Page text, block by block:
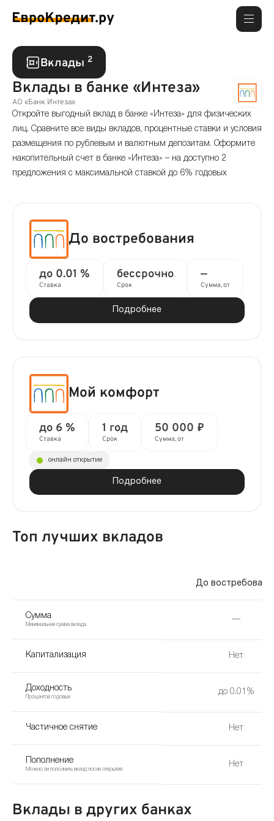
Вклады 2
Вклады в банке «Интеза»
АО «Банк Интеза»
Откройте выгодный вклад в банке «Интеза» для физических
лиц. Сравните все виды вкладов, процентные ставки и условия
размещения по рублевым и валютным депозитам. Оформите
накопительный счет в банке «Интеза» – на доступно 2
предложения с максимальной ставкой до 6% годовых
До востребования
до 0.01 %
Ставка
бессрочно
Срок
—
Сумма, от
Подробнее
Мой комфорт
до 6 %
Ставка
1 год
Срок
50 000 ₽
Сумма, от
Подробнее
онлайн открытие
Топ лучших вкладов
До
Сумма
Минимальная сумма вклада
—
Капитализация Нет
Доходность
Процентов годовых
до 0.01%
Частичное снятие Нет
Пополнение
Можно ли пополнить вклад после открытия
Нет
Вклады в других банках